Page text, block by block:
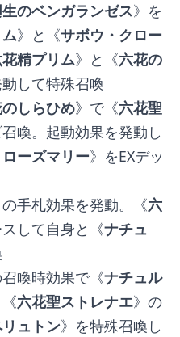
のベンガランゼス》を
》と《サボウ・クロー
精プリム》と《六花の
して特殊召喚
しらひめ》で《六花聖
喚。起動効果を発動し
ーズマリー》をEXデッ
手札効果を発動。《六
して自身と《ナチュ
喚時効果で《ナチュル
六花聖ストレナエ》の
ュトン》を特殊召喚し